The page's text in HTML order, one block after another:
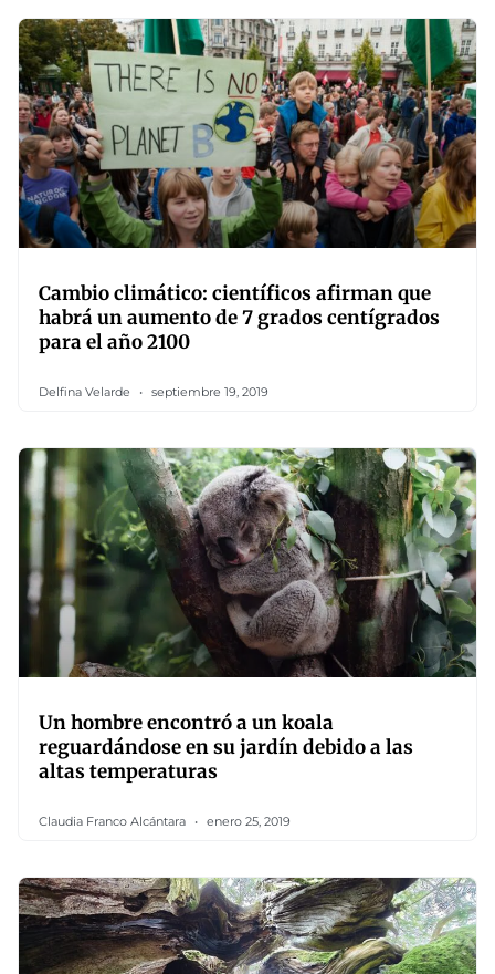
Cambio climático: científicos afirman que
habrá un aumento de 7 grados centígrados
para el año 2100
Delfina Velarde septiembre 19, 2019
Un hombre encontró a un koala
reguardándose en su jardín debido a las
altas temperaturas
Claudia Franco Alcántara enero 25, 2019